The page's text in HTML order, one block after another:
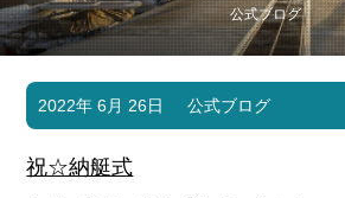
公式ブログ
マリンクラブ
マリンライフを堪能したい！
ボート免許
長年の実績と信頼！
2022年 6月 26日 公式ブログ
祝☆納艇式